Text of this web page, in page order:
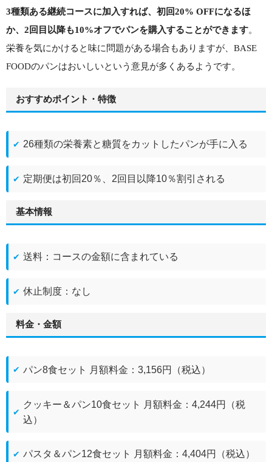
3種類ある継続コースに加入すれば、初回20% OFFになるほ
か、2回目以降も10%オフでパンを購入することができます。
栄養を気にかけると味に問題がある場合もありますが、BASE
FOODのパンはおいしいという意見が多くあるようです。
おすすめポイント・特徴
26種類の栄養素と糖質をカットしたパンが手に入る
定期便は初回20％、2回目以降10％割引される
基本情報
送料：コースの金額に含まれている
休止制度：なし
料金・金額
パン8食セット 月額料金：3,156円（税込）
クッキー＆パン10食セット 月額料金：4,244円（税
込）
パスタ＆パン12食セット 月額料金：4,404円（税込）